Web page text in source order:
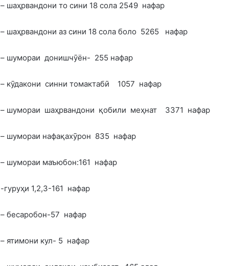
– шаҳрвандони то сини 18 сола 2549 нафар
– шаҳрвандони аз сини 18 сола боло 5265 нафар
– шумораи донишчӯён- 255 нафар
– кӯдакони синни томактабӣ 1057 нафар
– шумораи шаҳрвандони қобили меҳнат 3371 нафар
– шумораи нафақахӯрон 835 нафар
– шумораи маъюбон:161 нафар
-гуруҳи 1,2,3-161 нафар
– бесаробон-57 нафар
– ятимони кул- 5 нафар